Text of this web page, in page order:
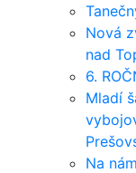
Nová
nad
6.
Mladí
Na